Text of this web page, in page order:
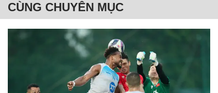
CÙNG CHUYÊN MỤC